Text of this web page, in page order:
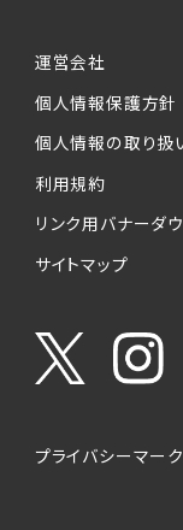
個人情報
当社は、以下
します。
(1)お客様が
送信した事
お客様が求
うやりとり
ます）
求人応募
所、電話番
運営会社
個人情報保護方針
個人情報の取り扱
利用規約
リンク用バナーダ
サイトマップ
プライバシーマー